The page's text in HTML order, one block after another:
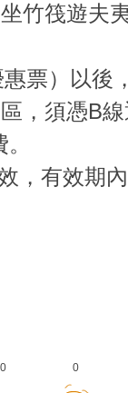
竹筏遊夫
票）以後
，須憑B
，有效期
0 0